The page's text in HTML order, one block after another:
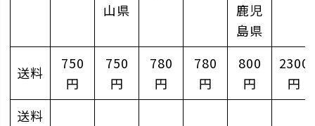
山県
鹿児
島県
送料
750
円
750
円
780
円
780
円
800
円
2300
円
送料